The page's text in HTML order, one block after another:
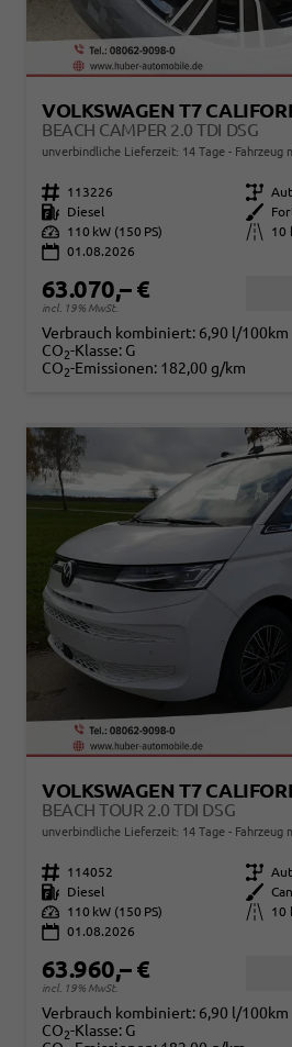
VOLKSWAGEN T7
BEACH CAMPER 2.0 TDI DSG
unverbindliche Lieferzeit: 14 Tage Fahrzeug
Fahrzeugnr. 113226 Getriebe
Kraftstoff
Diesel Außenfarbe
Leistung
110 kW (150 PS) Kilometerstand
10
01.08.2026
63.070,– €
incl. 19% MwSt.
Verbrauch kombiniert: 6,90 l/100km
CO2-Klasse: G
CO2-Emissionen: 182,00 g/km
VOLKSWAGEN T7
BEACH TOUR 2.0 TDI DSG
unverbindliche Lieferzeit: 14 Tage Fahrzeug
Fahrzeugnr. 114052 Getriebe
Kraftstoff
Diesel Außenfarbe
Leistung
110 kW (150 PS) Kilometerstand
10
01.08.2026
63.960,– €
incl. 19% MwSt.
Verbrauch kombiniert: 6,90 l/100km
CO2-Klasse: G